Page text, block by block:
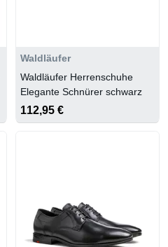
Waldläufer
Waldläufer Herrenschuhe
Elegante Schnürer schwarz
112,95 €